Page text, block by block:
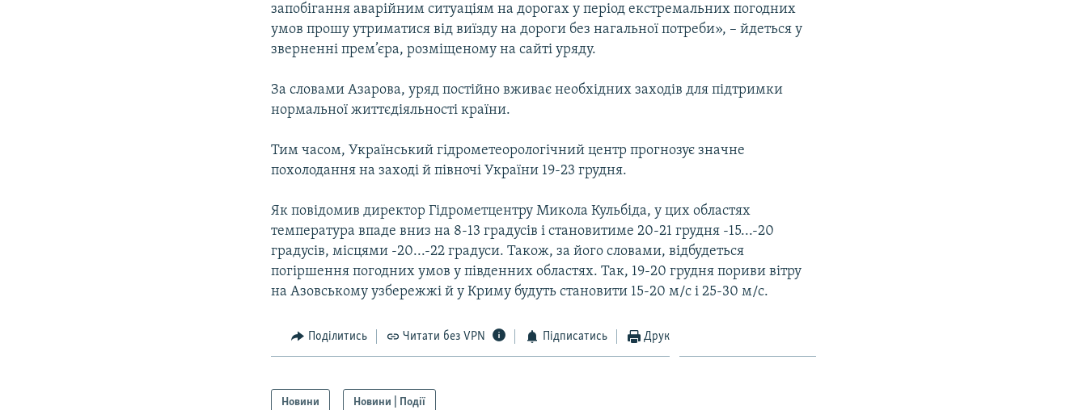
запобiгання аварiйним ситуацiям на дорогах у перiод екстремальних погодних
умов прошу утриматися вiд виїзду на дороги без нагальної потреби», – йдеться у
зверненнi прем’єра, розмiщеному на сайтi уряду.
За словами Азарова, уряд постiйно вживає необхiдних заходiв для пiдтримки
нормальної життєдiяльностi країни.
Тим часом, Український гідрометеорологічний центр прогнозує значне
похолодання на заході й півночі України 19-23 грудня.
Як повідомив директор Гідрометцентру Микола Кульбіда, у цих областях
температура впаде вниз на 8-13 градусів і становитиме 20-21 грудня -15...-20
градусів, місцями -20...-22 градуси. Також, за його словами, відбудеться
погіршення погодних умов у південних областях. Так, 19-20 грудня пориви вітру
на Азовському узбережжі й у Криму будуть становити 15-20 м/с і 25-30 м/с.
Поділитись Читати без VPN Підписатись Друк
Новини Новини | Події